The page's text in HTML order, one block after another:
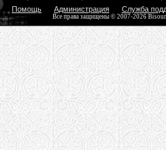
Помощь Администрация Служба
Все права защищены © 2007-2026